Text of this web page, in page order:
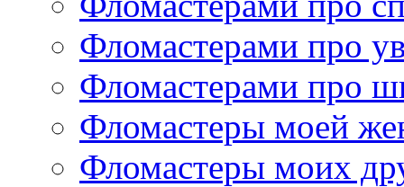
Фломастерами про
Фломастерами про
Фломастеры моей
Фломастеры моих